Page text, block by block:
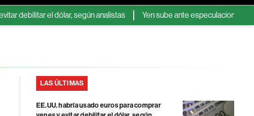
el dólar, según analistas Yen sube ante especulaciones de una
LAS ÚLTIMAS
EE.UU. habría usado euros para comprar